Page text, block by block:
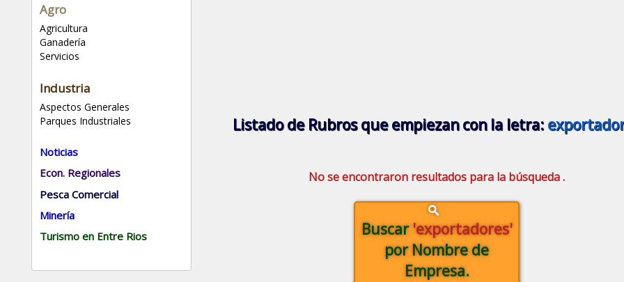
Agro
Agricultura
Ganadería
Servicios
Industria
Aspectos Generales
Parques Industriales
Noticias
Econ. Regionales
Pesca Comercial
Minería
Turismo en Entre Rios
Listado de Rubros que empiezan con la letra:
No se encontraron resultados para la búsqueda .
Buscar'exportadores'
por Nombre de
Empresa.